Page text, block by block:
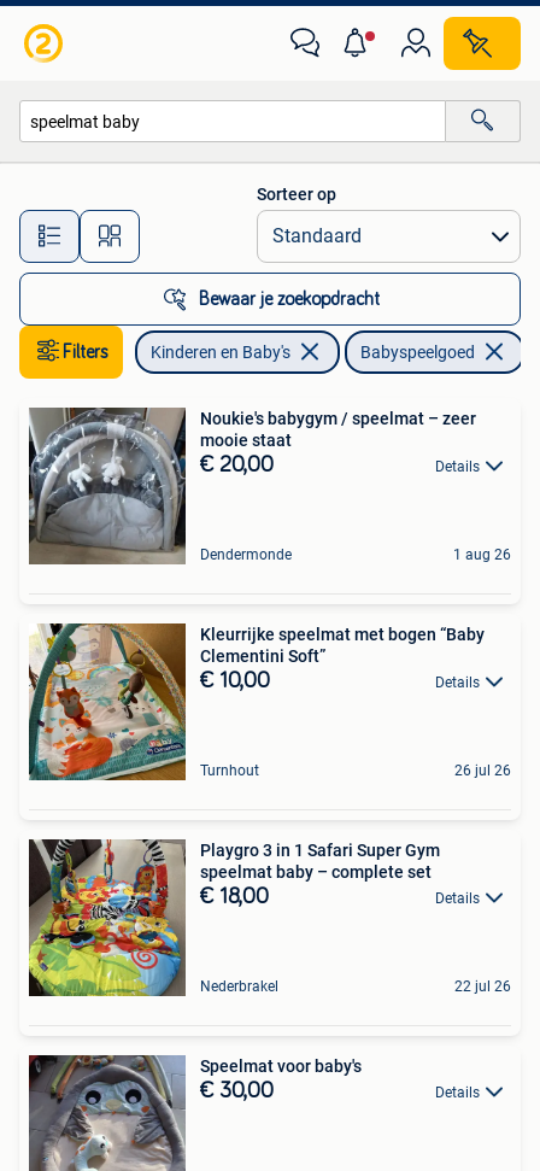
Alle afstanden…
Sorteer op
Bewaar je zoekopdracht
Filters Kinderen en Baby's Babyspeelgoed
Noukie's babygym / speelmat – zeer
mooie staat
€ 20,00 Details
Dendermonde 1 aug 26
Kleurrijke speelmat met bogen “Baby
Clementini Soft”
€ 10,00 Details
Turnhout 26 jul 26
Playgro 3 in 1 Safari Super Gym
speelmat baby – complete set
€ 18,00 Details
Nederbrakel 22 jul 26
Speelmat voor baby's
€ 30,00 Details